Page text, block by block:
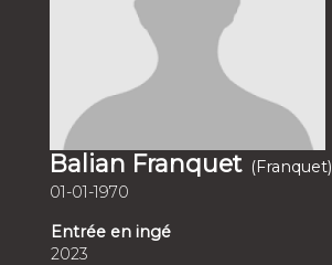
Balian Franquet (Franquet)
01-01-1970
Entrée en ingé
2023